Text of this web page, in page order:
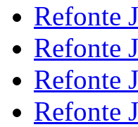
Refonte
Refonte
Refonte
Refonte